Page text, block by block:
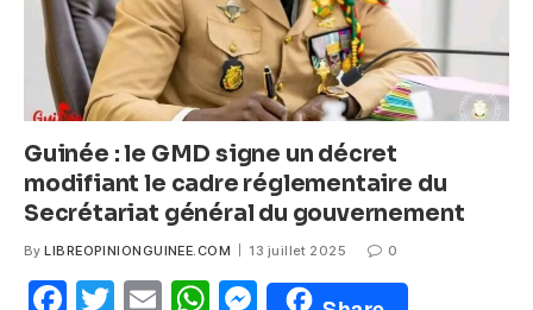
Guinée : le GMD signe un décret
modifiant le cadre réglementaire du
Secrétariat général du gouvernement
By LIBREOPINIONGUINEE.COM 13 juillet 2025 0
F
T
E
W M